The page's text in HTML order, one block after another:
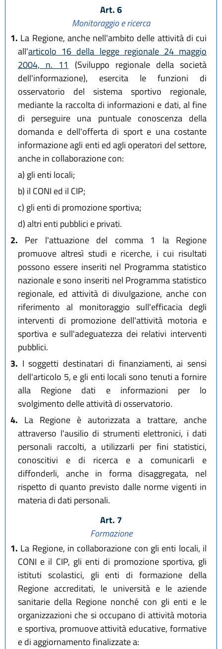
Art. 6
Monitoraggio e ricerca
1. La Regione, anche nell'ambito delle attività di cui
all'articolo 16 della legge regionale 24 maggio
2004, n. 11
(Sviluppo regionale della società
dell'informazione), esercita le funzioni di
osservatorio del sistema sportivo regionale,
mediante la raccolta di informazioni e dati, al fine
di perseguire una puntuale conoscenza della
domanda e dell'offerta di sport e una costante
informazione agli enti ed agli operatori del settore,
anche in collaborazione con:
a) gli enti locali;
b) il CONI ed il CIP;
c) gli enti di promozione sportiva;
d)altri enti pubblici e privati.
2. Per l'attuazione del comma 1 la Regione
promuove altresì studi e ricerche, i cui risultati
possono essere inseriti nel Programma statistico
nazionale e sono inseriti nel Programma statistico
regionale, ed attività di divulgazione, anche con
riferimento al monitoraggio sull'efficacia degli
interventi di promozione dell'attività motoria e
sportiva e sull'adeguatezza dei relativi interventi
pubblici.
3. I soggetti destinatari di finanziamenti, ai sensi
dell'articolo 5, e gli enti locali sono tenuti a fornire
alla Regione dati e informazioni per lo
svolgimento delle attività di osservatorio.
4. La Regione è autorizzata a trattare, anche
attraverso l'ausilio di strumenti elettronici, i dati
personali raccolti, a utilizzarli per fini statistici,
conoscitivi e di ricerca e a comunicarli e
diffonderli, anche in forma disaggregata, nel
rispetto di quanto previsto dalle norme vigenti in
materia di dati personali.
Art. 7
Formazione
1. La Regione, in collaborazione con gli enti locali, il
CONI e il CIP, gli enti di promozione sportiva, gli
istituti scolastici, gli enti di formazione della
Regione accreditati, le università e le aziende
sanitarie della Regione nonché con gli enti e le
organizzazioni che si occupano di attività motoria
e sportiva, promuove attività educative, formative
e di aggiornamento finalizzate a: